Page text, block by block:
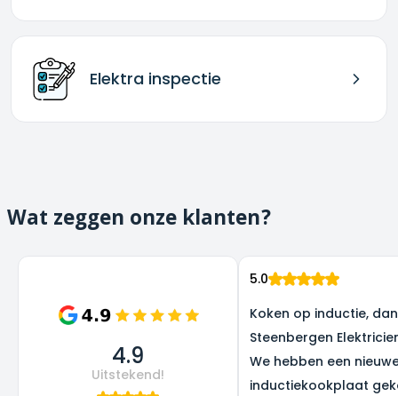
Elektra inspectie
Wat zeggen onze klanten?
4.9
Uitstekend!
5.0
Koken op inductie,
Steenbergen
We hebben een
inductiekookplaat